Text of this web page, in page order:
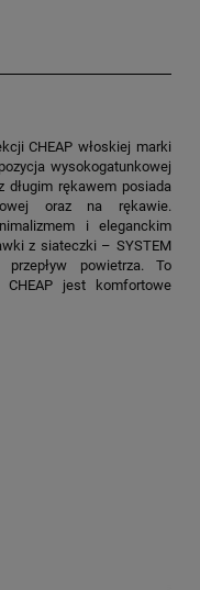
CHEAP włoskiej marki
wysokogatunkowej
rękawem posiada
oraz na rękawie.
i eleganckim
z siateczki – SYSTEM
powietrza. To
jest komfortowe